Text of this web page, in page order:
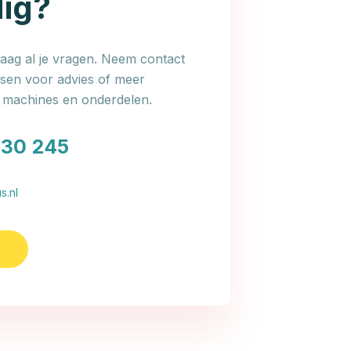
al je vragen. Neem contact
voor advies of meer
en onderdelen.
245